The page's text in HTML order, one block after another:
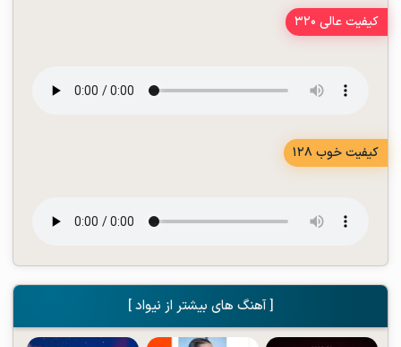
کیفیت عالی 320
کیفیت خوب 128
[ آهنگ های بیشتر از نیواد ]